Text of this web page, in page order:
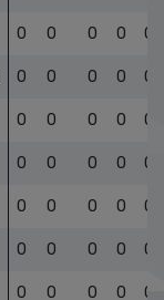
0 0 0 0 0
0 0 0 0 0
0 0 0 0 0
0 0 0 0 0
0 0 0 0 0
0 0 0 0 0